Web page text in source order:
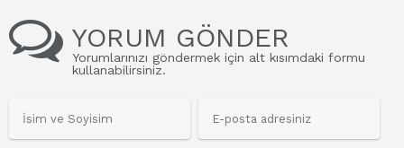
YORUM GÖNDER
Yorumlarınızı göndermek için alt kısımdaki formu
kullanabilirsiniz.